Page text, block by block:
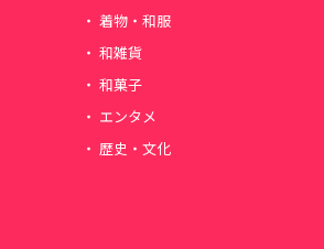
着物・和服
和雑貨
和菓子
エンタメ
歴史・文化